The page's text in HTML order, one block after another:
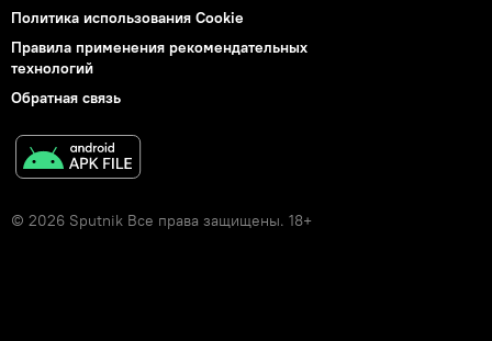
Политика использования Cookie
Правила применения рекомендательных
технологий
Обратная связь
© 2026 Sputnik Все права защищены. 18+